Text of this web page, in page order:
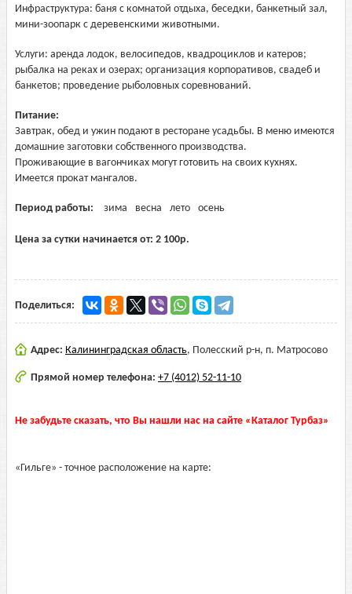
Инфраструктура: баня с комнатой отдыха, беседки, банкетный зал,
мини-зоопарк с деревенскими животными.
Услуги: аренда лодок, велосипедов, квадроциклов и катеров;
рыбалка на реках и озерах; организация корпоративов, свадеб и
банкетов; проведение рыболовных соревнований.
Питание:
Завтрак, обед и ужин подают в ресторане усадьбы. В меню имеются
домашние заготовки собственного производства.
Проживающие в вагончиках могут готовить на своих кухнях.
Имеется прокат мангалов.
Период работы: зима весна лето осень
Цена за сутки начинается от: 2 100р.
Поделиться:
Адрес: Калининградская область, Полесский р-н, п. Матросово
Прямой номер телефона: +7 (4012) 52-11-10
Не забудьте сказать, что Вы нашли нас на сайте «Каталог Турбаз»
«Гильге» - точное расположение на карте: